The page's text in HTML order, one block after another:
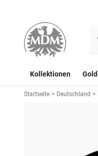
Kollektionen Gold
Startseite > Deutschland >